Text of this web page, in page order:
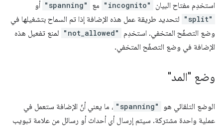
استخدِم مفتاح البيان "incognito" مع "spanning" أو
"split" لتحديد طريقة عمل هذه الإضافة إذا تم السماح بتشغيلها في
وضع التصفّح المتخفي. استخدِم
"not_allowed" لمنع تفعيل هذه
الإضافة في وضع التصفّح المتخفي.
وضع "المد"
الوضع التلقائي هو "spanning" ، ما يعني أنّ الإضافة ستعمل في
عملية واحدة مشتركة. سيتم إرسال أي أحداث أو رسائل من علامة تبويب